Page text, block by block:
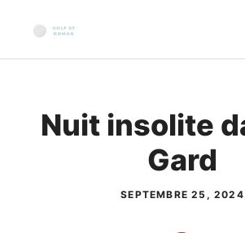
contenu
Nuit insolite
Gard
SEPTEMBRE 25, 2024